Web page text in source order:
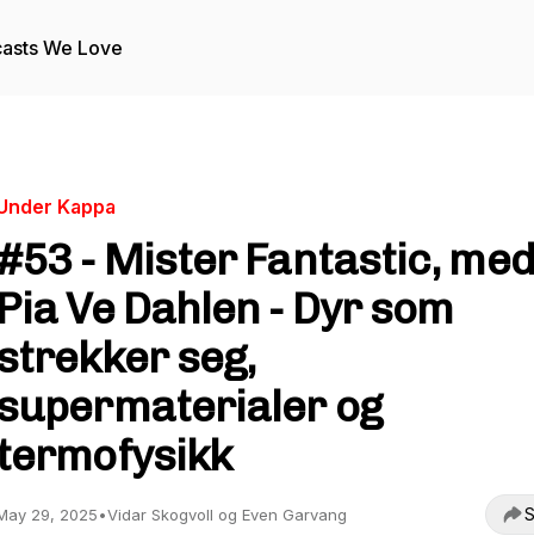
We Love
Kappa
- Mister Fantastic, med
Pia Ve Dahlen - Dyr som
seg,
og
29, 2025•Vidar Skogvoll og Even Garvang